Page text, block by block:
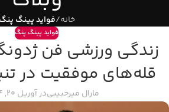
خانه/فواید پینگ پنگ
فواید پینگ پنگ
زندگی ورزشی فن
قله‌های موفقیت در
مارال میرحبیبیدر آوریل 20, 2024